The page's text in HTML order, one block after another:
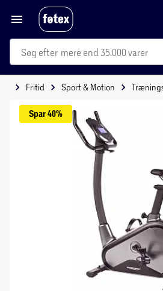
mere end 35.000 varer
Fritid Sport & Motion
Spar 40%